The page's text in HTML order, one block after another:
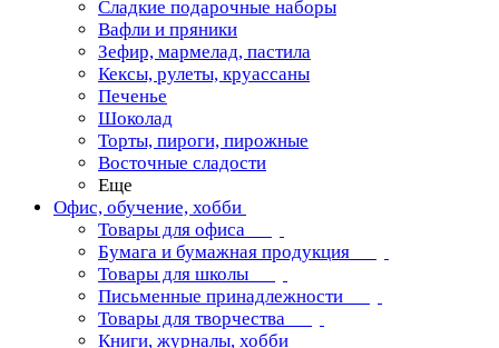
Сладкие подарочные наборы
Вафли и пряники
Зефир, мармелад, пастила
Кексы, рулеты, круассаны
Печенье
Шоколад
Торты, пироги, пирожные
Восточные сладости
Еще
Офис, обучение, хобби
Товары для офиса
Бумага и бумажная продукция
Товары для школы
Письменные принадлежности
Товары для творчества
Книги, журналы, хобби